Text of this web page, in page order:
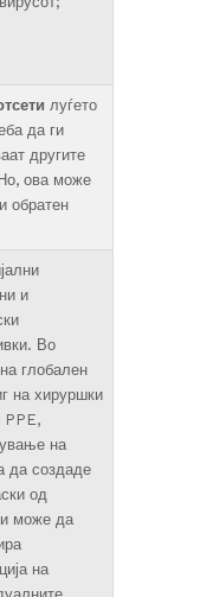
луѓето
да ги
другите
ова може
обратен
и
Во
глобален
на хируршки
PPE,
на
да создаде
од
може да
на